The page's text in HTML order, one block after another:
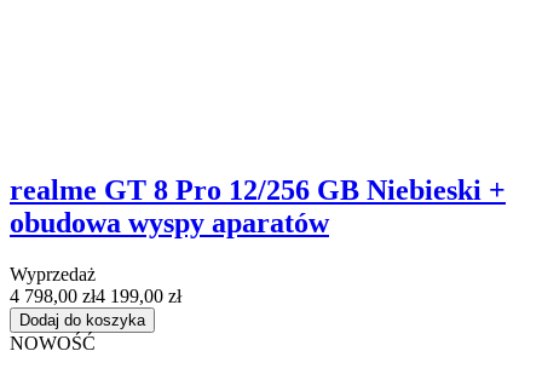
realme GT 8 Pro 12/256 GB Niebieski +
obudowa wyspy aparatów
Wyprzedaż
4 798,00 zł4 199,00 zł
Dodaj do koszyka
NOWOŚĆ